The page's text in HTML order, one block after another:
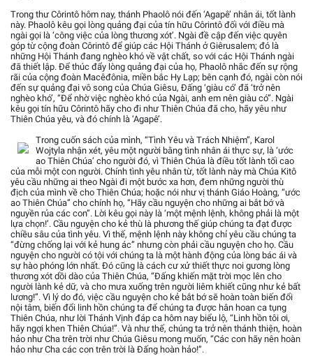
Trong thư Côrintô hôm nay, thánh Phaolô nói đến ‘Agapê’ nhân ái, tốt lành
này. Phaolô kêu gọi lòng quảng đại của tín hữu Côrintô đối với điều mà
ngài gọi là ‘công việc của lòng thương xót’. Ngài đề cập đến việc quyên
góp từ cộng đoàn Côrintô để giúp các Hội Thánh ở Giêrusalem; đó là
những Hội Thánh đang nghèo khó về vật chất, so với các Hội Thánh ngài
đã thiết lập. Để thúc đẩy lòng quảng đại của họ, Phaolô nhắc đến sự rộng
rãi của cộng đoàn Macêđônia, miền bắc Hy Lạp; bên cạnh đó, ngài còn nói
đến sự quảng đại vô song của Chúa Giêsu, Đấng ‘giàu có’ đã ‘trở nên
nghèo khó’, “Để nhờ việc nghèo khó của Ngài, anh em nên giàu có”. Ngài
kêu gọi tín hữu Côrintô hãy cho đi như Thiên Chúa đã cho, hãy yêu như
Thiên Chúa yêu, và đó chính là ‘Agapê’.
Trong cuốn sách của mình, “Tình Yêu và Trách Nhiệm”, Karol
Wojtyla nhận xét, yêu một người bằng tình nhân ái thực sự, là ‘ước
ao Thiên Chúa’ cho người đó, vì Thiên Chúa là điều tốt lành tối cao
của mỗi một con người. Chính tình yêu nhân từ, tốt lành này mà Chúa Kitô
yêu cầu những ai theo Ngài đi một bước xa hơn, đem những người thù
địch của mình về cho Thiên Chúa; hoặc nói như vị thánh Giáo Hoàng, “ước
ao Thiên Chúa” cho chính họ, “Hãy cầu nguyện cho những ai bắt bớ và
nguyền rủa các con”. Lời kêu gọi này là ‘một mệnh lệnh, không phải là một
lựa chọn!’. Cầu nguyện cho kẻ thù là phương thế giúp chúng ta đạt được
chiều sâu của tình yêu. Vì thế, mệnh lệnh này không chỉ yêu cầu chúng ta
“đừng chống lại với kẻ hung ác” nhưng còn phải cầu nguyện cho họ. Cầu
nguyện cho người có tội với chúng ta là một hành động của lòng bác ái và
sự hào phóng lớn nhất. Đó cũng là cách cư xử thiết thực noi gương lòng
thương xót dồi dào của Thiên Chúa, “Đấng khiến mặt trời mọc lên cho
người lành kẻ dữ, và cho mưa xuống trên người liêm khiết cũng như kẻ bất
lương!”. Vì lý do đó, việc cầu nguyện cho kẻ bắt bớ sẽ hoàn toàn biến đổi
nội tâm, biến đổi linh hồn chúng ta để chúng ta được hân hoan ca tụng
Thiên Chúa, như lời Thánh Vịnh đáp ca hôm nay biểu lộ, “Linh hồn tôi ơi,
hãy ngợi khen Thiên Chúa!”. Và như thế, chúng ta trở nên thánh thiện, hoàn
hảo như Cha trên trời như Chúa Giêsu mong muốn, “Các con hãy nên hoàn
hảo như Cha các con trên trời là Đấng hoàn hảo!”.